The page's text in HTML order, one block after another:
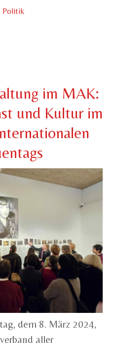
Politik
im MAK:
und Kultur im
dem 8. März 2024,
aller